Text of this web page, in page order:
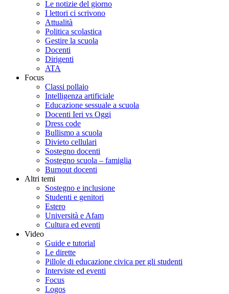
Le notizie del giorno
I lettori ci scrivono
Attualità
Politica scolastica
Gestire la scuola
Docenti
Dirigenti
ATA
Focus
Classi pollaio
Intelligenza artificiale
Educazione sessuale a scuola
Docenti Ieri vs Oggi
Dress code
Bullismo a scuola
Divieto cellulari
Sostegno docenti
Sostegno scuola – famiglia
Burnout docenti
Altri temi
Sostegno e inclusione
Studenti e genitori
Estero
Università e Afam
Cultura ed eventi
Video
Guide e tutorial
Le dirette
Pillole di educazione civica per gli studenti
Interviste ed eventi
Focus
Logos